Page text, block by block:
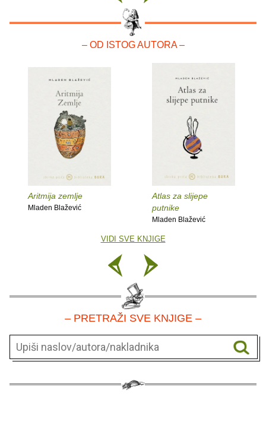
– OD ISTOG AUTORA –
Aritmija zemlje
Mladen Blažević
Atlas za slijepe
putnike
Mladen Blažević
VIDI SVE KNJIGE
– PRETRAŽI SVE KNJIGE –